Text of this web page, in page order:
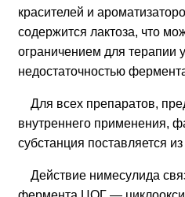
красителей и
содержится лактоза, что
ограничением для терапии
недостаточностью
Для всех препаратов,
внутреннего применения,
субстанция поставляется
Действие нимесулида